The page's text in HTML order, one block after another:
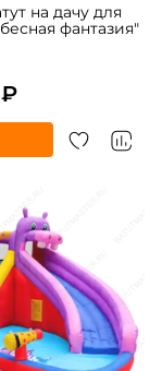
на дачу для
фантазия"